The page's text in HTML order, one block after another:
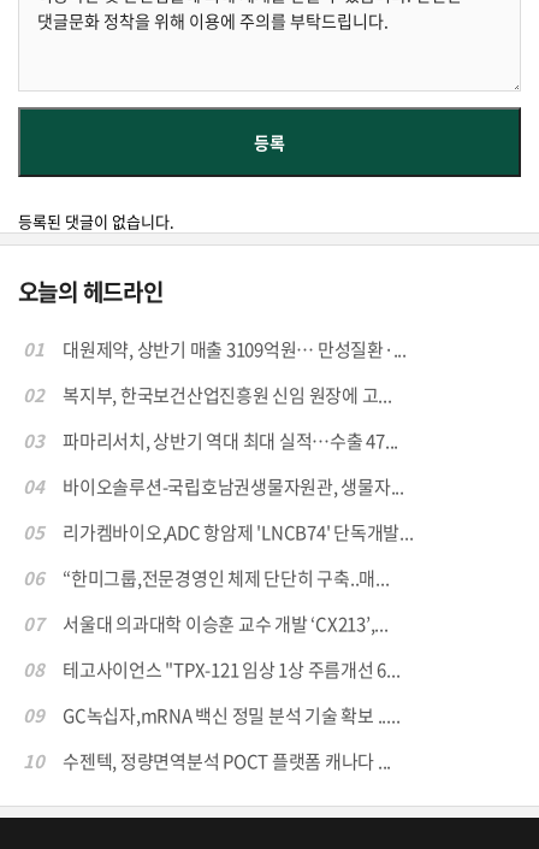
등록된 댓글이 없습니다.
오늘의 헤드라인
01
대원제약, 상반기 매출 3109억원… 만성질환·...
02
복지부, 한국보건산업진흥원 신임 원장에 고...
03
파마리서치, 상반기 역대 최대 실적…수출 47...
04
바이오솔루션-국립호남권생물자원관, 생물자...
05
리가켐바이오,ADC 항암제 'LNCB74' 단독개발...
06
“한미그룹,전문경영인 체제 단단히 구축..매...
07
서울대 의과대학 이승훈 교수 개발 ‘CX213’,...
08
테고사이언스 "TPX-121 임상 1상 주름개선 6...
09
GC녹십자,mRNA 백신 정밀 분석 기술 확보 .....
10
수젠텍, 정량면역분석 POCT 플랫폼 캐나다 ...